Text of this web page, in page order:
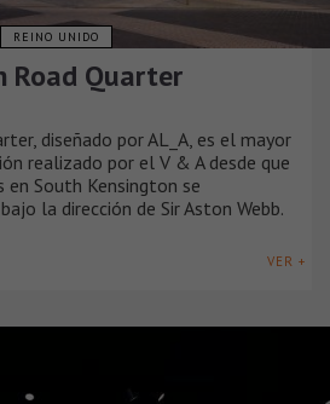
REINO UNIDO
Road Quarter
diseñado por AL_A, es el mayor
realizado por el V & A desde que
en South Kensington se
la dirección de Sir Aston Webb.
VER +